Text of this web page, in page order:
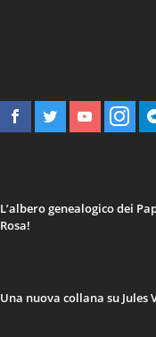
L’albero genealogico dei
Rosa!
Una nuova collana su Jules